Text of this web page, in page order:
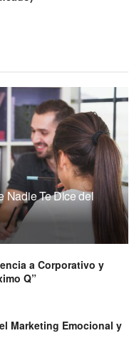
Nadie Te Dice del
a Corporativo y
Q”
Marketing Emocional y